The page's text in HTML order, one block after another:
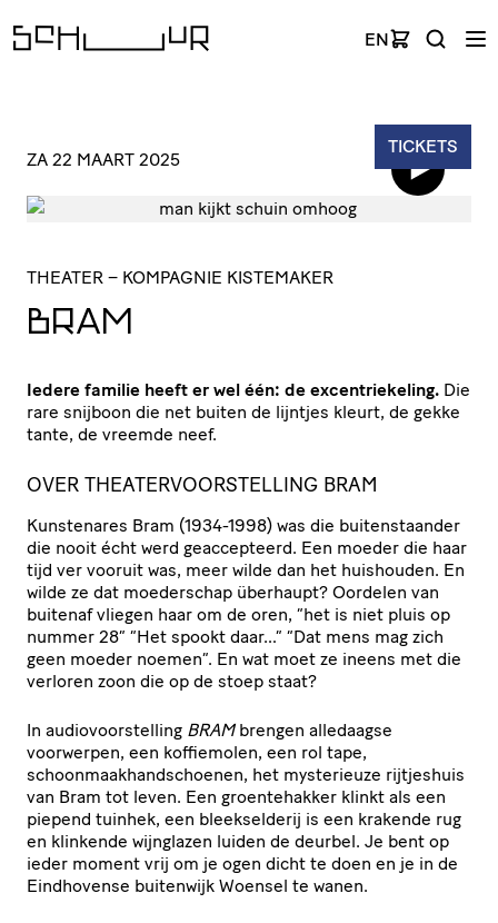
EN
TICKETS
ZA 22 MAART 2025
THEATER – KOMPAGNIE KISTEMAKER
BRAM
Iedere familie heeft er wel één: de excentriekeling. Die
rare snijboon die net buiten de lijntjes kleurt, de gekke
tante, de vreemde neef.
OVER THEATERVOORSTELLING BRAM
Kunstenares Bram (1934-1998) was die buitenstaander
die nooit écht werd geaccepteerd. Een moeder die haar
tijd ver vooruit was, meer wilde dan het huishouden. En
wilde ze dat moederschap überhaupt? Oordelen van
buitenaf vliegen haar om de oren, “het is niet pluis op
nummer 28” “Het spookt daar…” “Dat mens mag zich
geen moeder noemen”. En wat moet ze ineens met die
verloren zoon die op de stoep staat?
In audiovoorstelling BRAMbrengen alledaagse
voorwerpen, een koffiemolen, een rol tape,
schoonmaakhandschoenen, het mysterieuze rijtjeshuis
van Bram tot leven. Een groentehakker klinkt als een
piepend tuinhek, een bleekselderij is een krakende rug
en klinkende wijnglazen luiden de deurbel. Je bent op
ieder moment vrij om je ogen dicht te doen en je in de
Eindhovense buitenwijk Woensel te wanen.